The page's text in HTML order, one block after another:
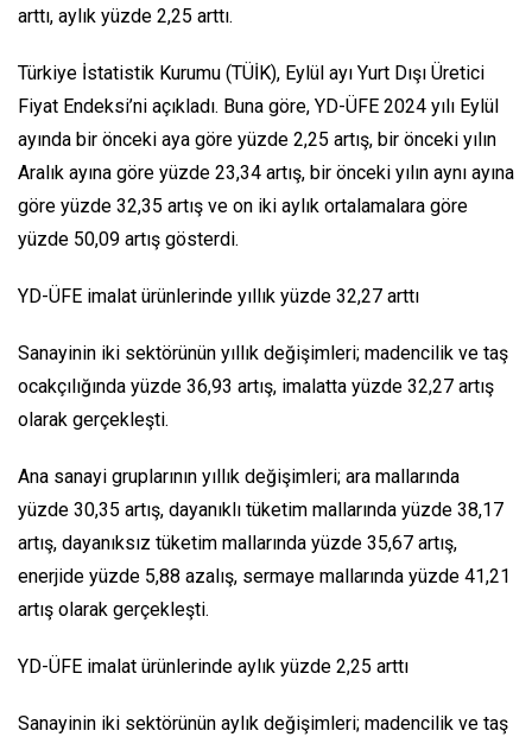
arttı, aylık yüzde 2,25 arttı.
Türkiye İstatistik Kurumu (TÜİK), Eylül ayı Yurt Dışı Üretici
Fiyat Endeksi’ni açıkladı. Buna göre, YD-ÜFE 2024 yılı Eylül
ayında bir önceki aya göre yüzde 2,25 artış, bir önceki yılın
Aralık ayına göre yüzde 23,34 artış, bir önceki yılın aynı ayına
göre yüzde 32,35 artış ve on iki aylık ortalamalara göre
yüzde 50,09 artış gösterdi.
YD-ÜFE imalat ürünlerinde yıllık yüzde 32,27 arttı
Sanayinin iki sektörünün yıllık değişimleri; madencilik ve taş
ocakçılığında yüzde 36,93 artış, imalatta yüzde 32,27 artış
olarak gerçekleşti.
Ana sanayi gruplarının yıllık değişimleri; ara mallarında
yüzde 30,35 artış, dayanıklı tüketim mallarında yüzde 38,17
artış, dayanıksız tüketim mallarında yüzde 35,67 artış,
enerjide yüzde 5,88 azalış, sermaye mallarında yüzde 41,21
artış olarak gerçekleşti.
YD-ÜFE imalat ürünlerinde aylık yüzde 2,25 arttı
Sanayinin iki sektörünün aylık değişimleri; madencilik ve taş